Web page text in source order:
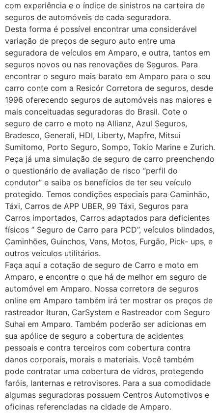
com experiência e o índice de sinistros na carteira de
seguros de automóveis de cada seguradora.
Desta forma é possível encontrar uma considerável
variação de preços de seguro auto entre uma
seguradora de veículos em Amparo, e outra, tantos em
seguros novos ou nas renovações de Seguros. Para
encontrar o seguro mais barato em Amparo para o seu
carro conte com a Resicór Corretora de seguros, desde
1996 oferecendo seguros de automóveis nas maiores e
mais conceituadas seguradoras do Brasil. Cote o
seguro de carro e moto na Allianz, Azul Seguros,
Bradesco, Generali, HDI, Liberty, Mapfre, Mitsui
Sumitomo, Porto Seguro, Sompo, Tokio Marine e Zurich.
Peça já uma simulação de seguro de carro preenchendo
o questionário de avaliação de risco “perfil do
condutor” e saiba os benefícios de ter seu veículo
protegido. Temos condições especiais para Caminhão,
Táxi, Carros de APP UBER, 99 Táxi, Seguros para
Carros importados, Carros adaptados para deficientes
físicos ” Seguro de Carro para PCD”, veículos blindados,
Caminhões, Guinchos, Vans, Motos, Furgão, Pick- ups, e
outros veículos utilitários.
Faça aqui a cotação de seguro de Carro e moto em
Amparo, e encontre o que há de melhor em seguro de
automóvel em Amparo. Nossa corretora de seguros
online em Amparo também irá ter mostrar os preços de
rastreador Ituran, CarSystem e Rastreador com Seguro
Suhai em Amparo. Também poderão ser adicionas em
sua apólice de seguro a cobertura de acidentes
pessoais e contra terceiros com cobertura contra
danos corporais, morais e materiais. Você também
pode contratar uma cobertura de vidros, protegendo
faróis, lanternas e retrovisores. Para a sua comodidade
algumas seguradoras possuem Centros Automotivos e
oficinas referenciadas na cidade de Amparo.